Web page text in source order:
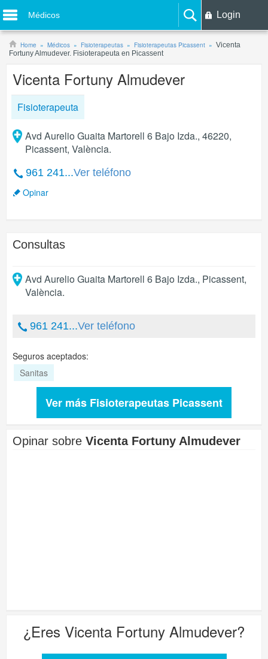
Médicos Login
Home Médicos Fisioterapeutas Fisioterapeutas Picassent
Vicenta
Fortuny Almudever. Fisioterapeuta en Picassent
Vicenta Fortuny Almudever
Fisioterapeuta
Avd Aurelio Guaita Martorell 6 Bajo Izda., 46220,
Picassent, València.
961 241...Ver teléfono
Opinar
Consultas
Avd Aurelio Guaita Martorell 6 Bajo Izda., Picassent,
València.
961 241...Ver teléfono
Seguros aceptados:
Sanitas
Ver más Fisioterapeutas Picassent
Opinar sobre Vicenta Fortuny Almudever
¿Eres Vicenta Fortuny Almudever?